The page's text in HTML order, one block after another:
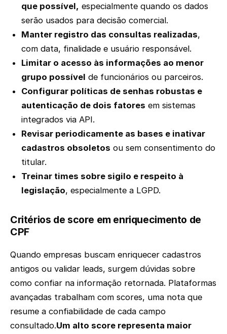
que possível, especialmente quando os dados
serão usados para decisão comercial.
Manter registro das consultas realizadas,
com data, finalidade e usuário responsável.
Limitar o acesso às informações ao menor
grupo possível de funcionários ou parceiros.
Configurar políticas de senhas robustas e
autenticação de dois fatores em sistemas
integrados via API.
Revisar periodicamente as bases e inativar
cadastros obsoletos ou sem consentimento do
titular.
Treinar times sobre sigilo e respeito à
legislação, especialmente a LGPD.
Critérios de score em enriquecimento de
CPF
Quando empresas buscam enriquecer cadastros
antigos ou validar leads, surgem dúvidas sobre
como confiar na informação retornada. Plataformas
avançadas trabalham com scores, uma nota que
resume a confiabilidade de cada campo
consultado.Um alto score representa maior